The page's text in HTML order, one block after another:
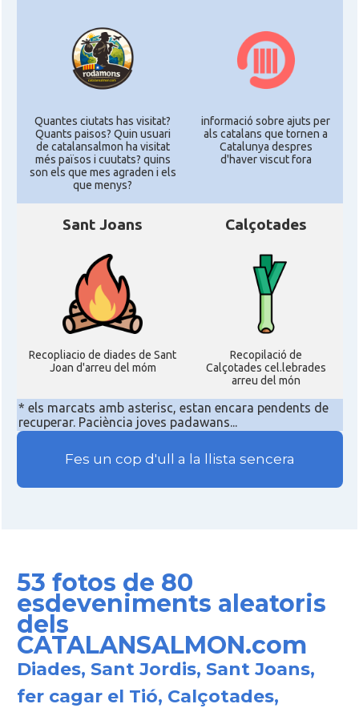
Quantes ciutats has visitat?
Quants paisos? Quin usuari
de catalansalmon ha visitat
més països i cuutats? quins
son els que mes agraden i els
que menys?
informació sobre ajuts per
als catalans que tornen a
Catalunya despres
d'haver viscut fora
Sant Joans
Recopliacio de diades de Sant
Joan d'arreu del móm
Calçotades
Recopilació de
Calçotades cel.lebrades
arreu del món
* els marcats amb asterisc, estan encara pendents de
recuperar. Paciència joves padawans...
Fes un cop d'ull a la llista sencera
53 fotos de 80
esdeveniments aleatoris
dels
CATALANSALMON.com
Diades, Sant Jordis, Sant Joans,
fer cagar el Tió, Calçotades,